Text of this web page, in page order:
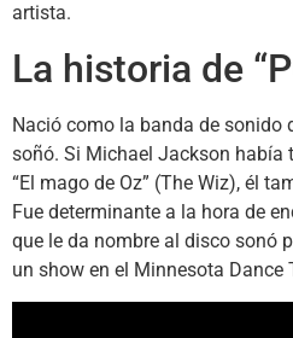
artista.
La historia de
Nació como la banda de sonido
soñó. Si Michael Jackson había
“El mago de Oz” (The Wiz), él
Fue determinante a la hora de
que le da nombre al disco sonó
un show en el Minnesota Dance